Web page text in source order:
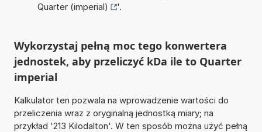
Quarter (imperial)
'.
Wykorzystaj pełną moc tego konwertera
jednostek, aby przeliczyć kDa ile to Quarter
imperial
Kalkulator ten pozwala na wprowadzenie wartości do
przeliczenia wraz z oryginalną jednostką miary; na
przykład '213 Kilodalton'. W ten sposób można użyć pełną